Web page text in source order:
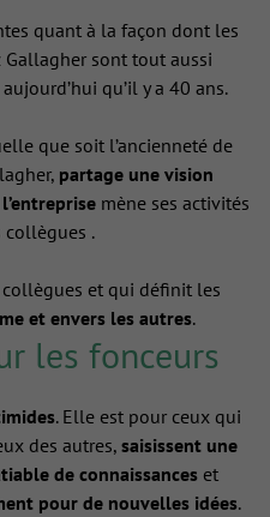
quant à la façon dont les
Gallagher sont tout aussi
qu’il y a 40 ans.
que soit l’ancienneté de
partage une vision
mène ses activités
collègues .
collègues et qui définit les
et envers les autres.
les fonceurs
. Elle est pour ceux qui
des autres, saisissent une
de connaissances et
pour de nouvelles idées.